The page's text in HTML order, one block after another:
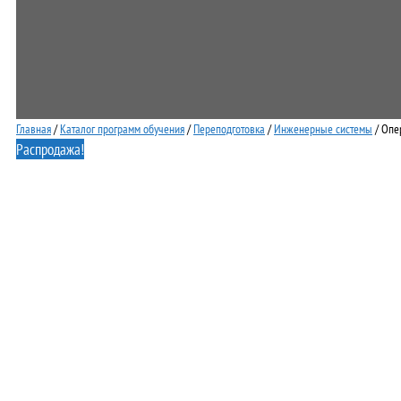
Главная/Каталог программ обучения/Переподготовка /Инженерные системы /
Распродажа!